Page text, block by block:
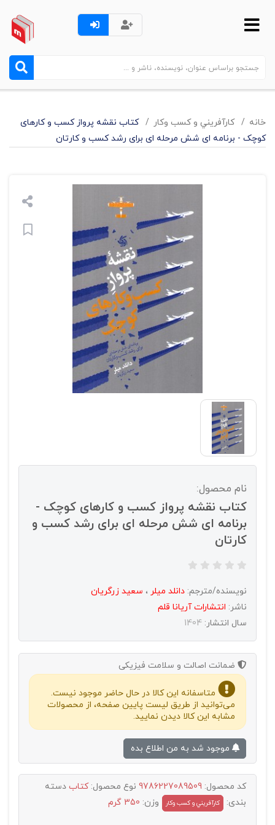
خانه کارآفريني و کسب وکار
کتاب نقشه پرواز کسب و کارهای
کوچک - برنامه ای شش مرحله ای برای رشد کسب و کارتان
نام محصول:
کتاب نقشه پرواز کسب و کارهای کوچک -
برنامه ای شش مرحله ای برای رشد کسب و
کارتان
نویسنده/مترجم: دانلد میلر ، سعید زرگریان
ناشر: انتشارات آريانا قلم
سال انتشار: 1404
ضمانت اصالت و سلامت فیزیکی
متاسفانه این کالا در حال حاضر موجود نیست.
می‌توانید از طریق لیست پایین صفحه، از محصولات
مشابه این کالا دیدن نمایید.
کد محصول: 9786227089509 نوع محصول:کتاب دسته
بندی:
کارآفريني و کسب وکار وزن: 350 گرم